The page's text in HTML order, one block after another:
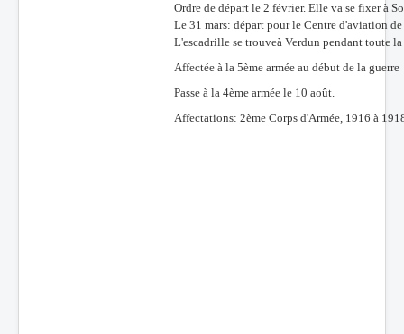
Ordre de départ le 2 février. Elle va se fixer à
Le 31 mars: départ pour le Centre d'aviation
L'escadrille se trouveà Verdun pendant toute
Affectée à la 5ème armée au début de la guerre
Passe à la 4ème armée le 10 août.
Affectations: 2ème Corps d'Armée, 1916 à